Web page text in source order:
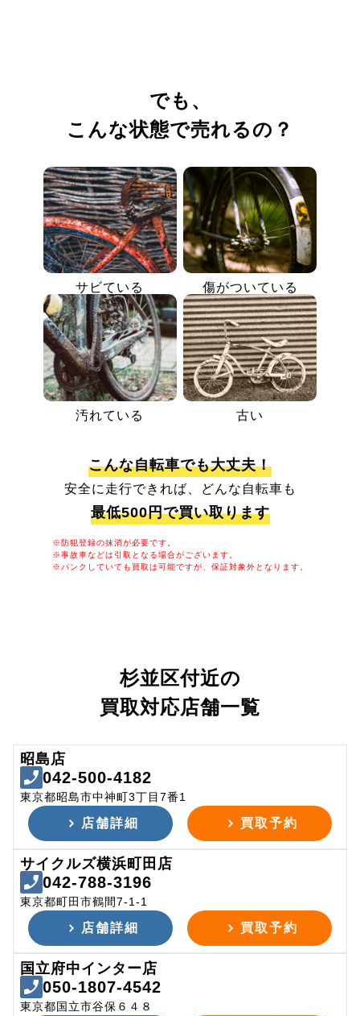
でも、
こんな状態で売れるの？
サビている 傷がついている
汚れている 古い
こんな自転車でも大丈夫！
安全に走行できれば、どんな自転車も
最低500円で買い取ります
※防犯登録の抹消が必要です。
※事故車などは引取となる場合がございます。
※パンクしていても買取は可能ですが、保証対象外となります。
杉並区付近の
買取対応店舗一覧
昭島店
042-500-4182
東京都昭島市中神町3丁目7番1
店舗詳細 買取予約
サイクルズ横浜町田店
042-788-3196
東京都町田市鶴間7-1-1
店舗詳細 買取予約
国立府中インター店
050-1807-4542
東京都国立市谷保６４８